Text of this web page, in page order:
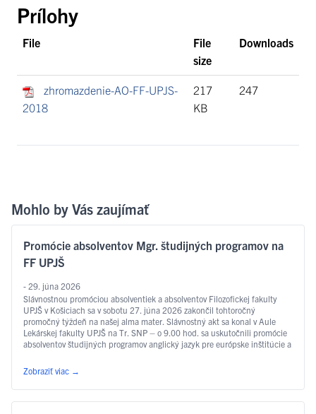
Prílohy
File
File
size
Downloads
zhromazdenie-AO-FF-UPJS-
2018
217
KB
247
Mohlo by Vás zaujímať
Promócie absolventov Mgr. študijných programov na
FF UPJŠ
- 29. júna 2026
Slávnostnou promóciou absolventiek a absolventov Filozofickej fakulty
UPJŠ v Košiciach sa v sobotu 27. júna 2026 zakončil tohtoročný
promočný týždeň na našej alma mater. Slávnostný akt sa konal v Aule
Lekárskej fakulty UPJŠ na Tr. SNP – o 9.00 hod. sa uskutočnili promócie
absolventov študijných programov anglický jazyk pre európske inštitúcie a
Čítať ďalej
Zobraziť viac →